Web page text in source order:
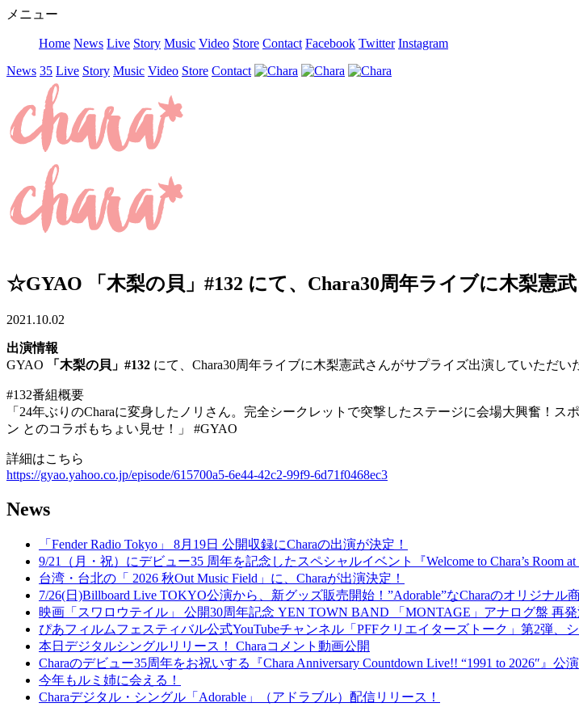
メニュー
Home News Live Story Music Video Store Contact Facebook Twitter Instagram
News 35 Live Story Music Video Store Contact
☆GYAO 「木梨の貝」#132 にて、Chara30周年ライブに木梨憲
2021.10.02
出演情報
GYAO
「木梨の貝」#132 にて、Chara30周年ライブに木梨憲武さんがサプライズ出演していただい
#132番組概要
「24年ぶりのCharaに変身したノリさん。完全シークレットで突撃したステージに会場大興奮！
ン とのコラボもちょい見せ！」 #GYAO
詳細はこちら
https://gyao.yahoo.co.jp/episode/615700a5-6e44-42c2-99f9-6d71f0468ec3
News
「Fender Radio Tokyo」 8月19日 公開収録にCharaの出演が決定！
9/21（月・祝）にデビュー35 周年を記念したスペシャルイベント『Welcome to Chara’s Room at
台湾・台北の「 2026 秋Out Music Field」に、Charaが出演決定！
7/26(日)Billboard Live TOKYO公演から、新グッズ販売開始！”Adorable”なCharaのオリジナル
映画「スワロウテイル」 公開30周年記念 YEN TOWN BAND 「MONTAGE」アナログ盤 再発
ぴあフィルムフェスティバル公式YouTubeチャンネル「PFFクリエイターズトーク」第2弾、
本日デジタルシングルリリース！ Charaコメント動画公開
Charaのデビュー35周年をお祝いする『Chara Anniversary Countdown Live!! “1991 to 2026″』公演
今年もルミ姉に会える！
Charaデジタル・シングル「Adorable」（アドラブル）配信リリース！